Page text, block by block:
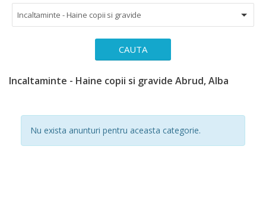
Incaltaminte - Haine copii si gravide
CAUTA
Incaltaminte - Haine copii si gravide Abrud, Alba
Nu exista anunturi pentru aceasta categorie.